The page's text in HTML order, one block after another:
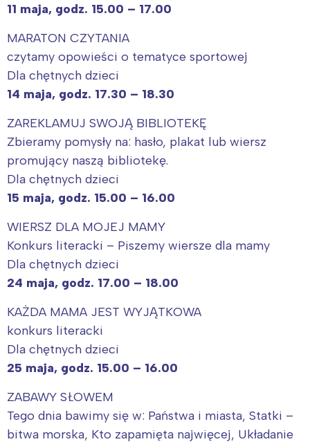
11 maja, godz. 15.00 – 17.00
MARATON CZYTANIA
czytamy opowieści o tematyce sportowej
Dla chętnych dzieci
14 maja, godz. 17.30 – 18.30
ZAREKLAMUJ SWOJĄ BIBLIOTEKĘ
Zbieramy pomysły na: hasło, plakat lub wiersz
promujący naszą bibliotekę.
Dla chętnych dzieci
15 maja, godz. 15.00 – 16.00
WIERSZ DLA MOJEJ MAMY
Konkurs literacki – Piszemy wiersze dla mamy
Dla chętnych dzieci
24 maja, godz. 17.00 – 18.00
KAŻDA MAMA JEST WYJĄTKOWA
konkurs literacki
Dla chętnych dzieci
25 maja, godz. 15.00 – 16.00
ZABAWY SŁOWEM
Tego dnia bawimy się w: Państwa i miasta, Statki –
bitwa morska, Kto zapamięta najwięcej, Układanie
Interesują mnie wydarzenia z
tego regionu:
Warszawa
Łódź
Trójmiasto
Poznań
Wrocław
Kraków
Północ
Wszystkie